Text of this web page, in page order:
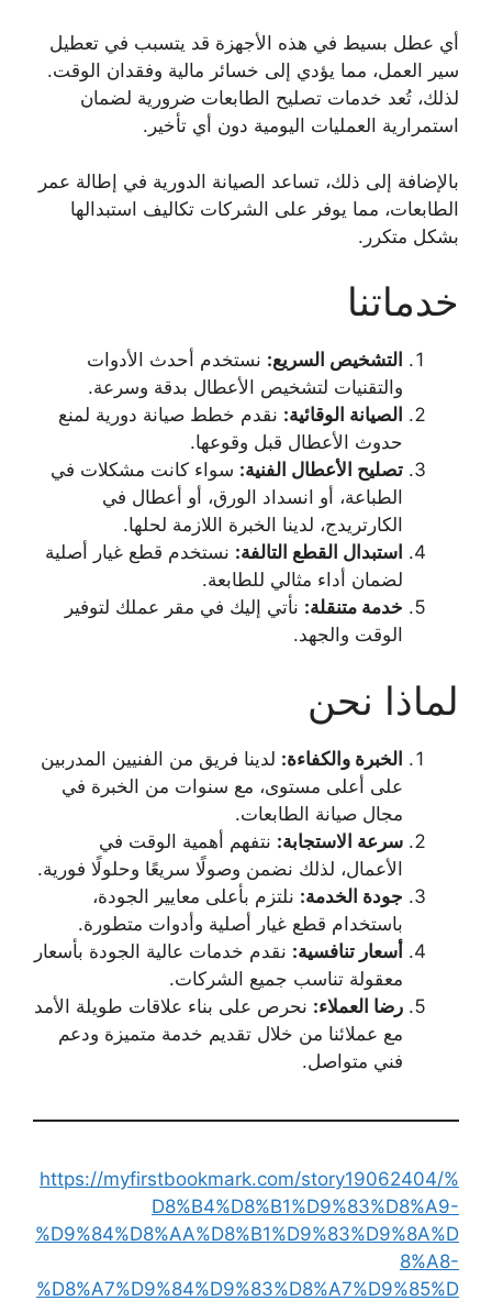
أي عطل بسيط في هذه الأجهزة قد يتسبب في تعطيل
سير العمل، مما يؤدي إلى خسائر مالية وفقدان الوقت.
لذلك، تُعد خدمات تصليح الطابعات ضرورية لضمان
استمرارية العمليات اليومية دون أي تأخير.
بالإضافة إلى ذلك، تساعد الصيانة الدورية في إطالة عمر
الطابعات، مما يوفر على الشركات تكاليف استبدالها
بشكل متكرر.
خدماتنا
التشخيص السريع: نستخدم أحدث الأدوات
والتقنيات لتشخيص الأعطال بدقة وسرعة.
الصيانة الوقائية: نقدم خطط صيانة دورية لمنع
حدوث الأعطال قبل وقوعها.
تصليح الأعطال الفنية: سواء كانت مشكلات في
الطباعة، أو انسداد الورق، أو أعطال في
الكارتريدج، لدينا الخبرة اللازمة لحلها.
استبدال القطع التالفة: نستخدم قطع غيار أصلية
لضمان أداء مثالي للطابعة.
خدمة متنقلة: نأتي إليك في مقر عملك لتوفير
الوقت والجهد.
لماذا نحن
الخبرة والكفاءة: لدينا فريق من الفنيين المدربين
على أعلى مستوى، مع سنوات من الخبرة في
مجال صيانة الطابعات.
سرعة الاستجابة: نتفهم أهمية الوقت في
الأعمال، لذلك نضمن وصولًا سريعًا وحلولًا فورية.
جودة الخدمة: نلتزم بأعلى معايير الجودة،
باستخدام قطع غيار أصلية وأدوات متطورة.
أسعار تنافسية: نقدم خدمات عالية الجودة بأسعار
معقولة تناسب جميع الشركات.
رضا العملاء: نحرص على بناء علاقات طويلة الأمد
مع عملائنا من خلال تقديم خدمة متميزة ودعم
فني متواصل.
https://myfirstbookmark.com/story19062404/%
D8%B4%D8%B1%D9%83%D8%A9-
%D9%84%D8%AA%D8%B1%D9%83%D9%8A%D
8%A8-
%D8%A7%D9%84%D9%83%D8%A7%D9%85%D